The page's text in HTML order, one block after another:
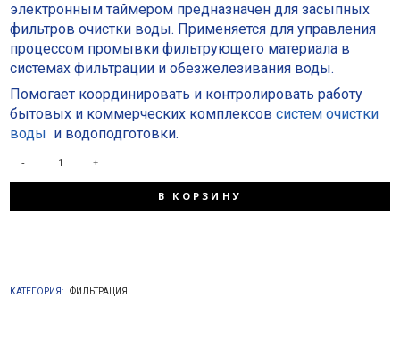
электронным таймером предназначен для засыпных
фильтров очистки воды. Применяется для управления
процессом промывки фильтрующего материала в
системах фильтрации и обезжелезивания воды.
Помогает координировать и контролировать работу
бытовых и коммерческих комплексовсистем очистки
воды и водоподготовки.
В КОРЗИНУ
КАТЕГОРИЯ: ФИЛЬТРАЦИЯ